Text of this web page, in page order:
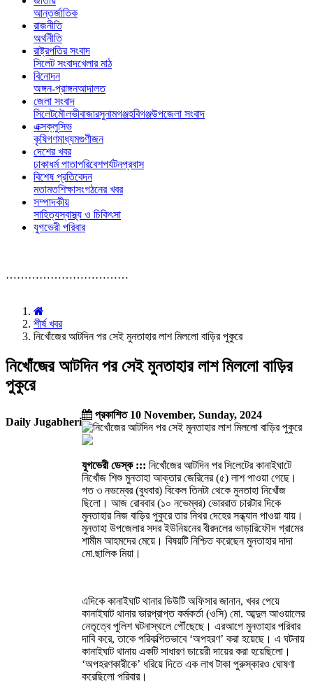
আন্তর্জাতিক
রাজনীতি
অর্থনীতি
রাষ্ট্রপতির সংবাদ
সিলেট সংবাদখেলার মাঠ
বিনোদন
অঙ্গন-প্রাঙ্গনআদালত
জেলা সংবাদ
সিলেটমৌলভীবাজারসুনামগঞ্জহবিগঞ্জউপজেলা সংবাদ
এক্সক্লুসিভ
কৃষিগণমাধ্যমগুণীজন
দেশের খবর
ঢাকাধর্ম পাতাপরিবেশপর্যটনপ্রবাস
বিশেষ প্রতিবেদন
মতামতশিক্ষাসংগঠনের খবর
সম্পাদকীয়
সাহিত্যস্বাস্থ্য ও চিকিৎসা
যুগভেরী পরিবার
……………………………
শীর্ষ খবর
নিখোঁজের আটদিন পর সেই মুনতাহার লাশ মিললো বাড়ির পুকুরে
নিখোঁজের আটদিন পর সেই মুনতাহার লাশ মিললো বাড়ির
পুকুরে
Daily Jugabheri
প্রকাশিত 10 November, Sunday, 2024
যুগভেরী ডেস্ক ::: নিখোঁজের আটদিন পর সিলেটের কানাইঘাটে
নিখোঁজ শিশু মুনতাহা আক্তার জেরিনের (৫) লাশ পাওয়া গেছে।
গত ৩ নভম্বের (বুধবার) বিকেল তিনটা থেকে মুনতাহা নিখোঁজ
ছিলো। আজ রোববার (১০ নভেম্বর) ভোররাত চারটার দিকে
মুনতাহার নিজ বাড়ির পুকুরে তার নিথর দেহের সন্ধ্যান পাওয়া যায়।
মুনতাহা উপজেলার সদর ইউনিয়নের বীরদলের ভাড়ারিফৌদ গ্রামের
শামীম আহমদের মেয়ে। বিষয়টি নিশ্চিত করেছেন মুনতাহার দাদা
মো.ছালিক মিয়া।
এদিকে কানাইঘাট থানার ডিউটি অফিসার জানান, খবর পেয়ে
কানাইঘাট থানার ভারপ্রাপ্ত কর্মকর্তা (ওসি) মো. আব্দুল আওয়ালের
নেতৃত্বে পুলিশ ঘটনাস্থলে পৌঁছেছে। এরআগে মুনতাহার পরিবার
দাবি করে, তাকে পরিকল্পিতভাবে ‘অপহরণ’ করা হয়েছে। এ ঘটনায়
কানাইঘাট থানায় একটি সাধারণ ডায়েরী দায়ের করা হয়েছিলো।
‘অপহরণকারীকে’ ধরিয়ে দিতে এক লাখ টাকা পুরুস্কারও ঘোষণা
করেছিলো পরিবার।